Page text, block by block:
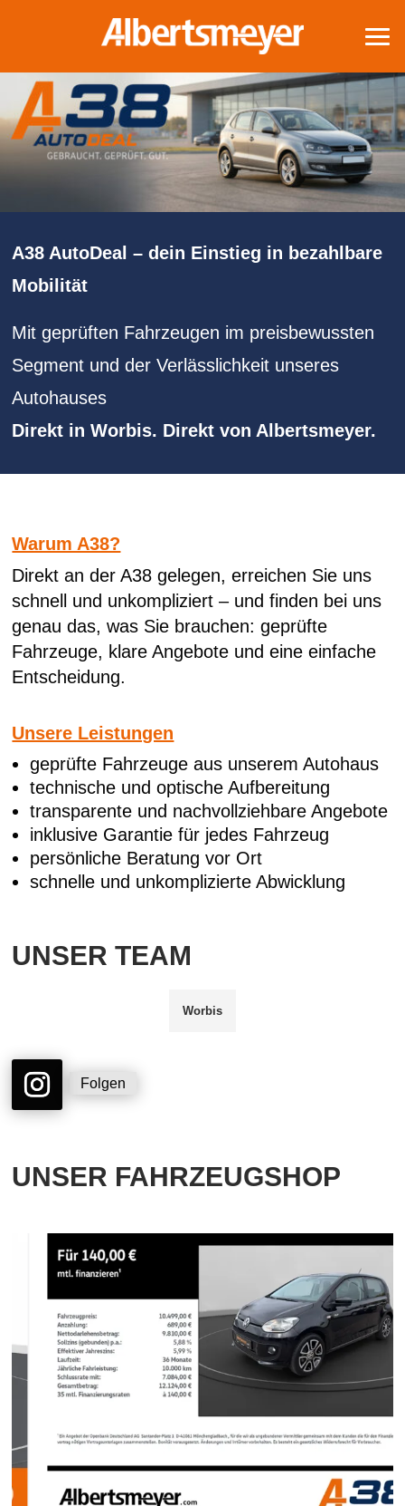
A38 AutoDeal –dein Einstieg in bezahlbare
Mobilität
Mit geprüften Fahrzeugen im preisbewussten
Segment und der Verlässlichkeit unseres
Autohauses
Direkt inWorbis. Direktvon Albertsmeyer.
Warum A38?
Direkt an der A38 gelegen, erreichen Sie uns
schnell und unkompliziert – und finden bei uns
genau das, was Sie brauchen: geprüfte
Fahrzeuge, klare Angebote und eine einfache
Entscheidung.
Unsere Leistungen
geprüfte Fahrzeuge aus unserem Autohaus
technische und optische Aufbereitung
transparente und nachvollziehbare Angebote
inklusive Garantie für jedes Fahrzeug
persönliche Beratung vor Ort
schnelle und unkomplizierte Abwicklung
UNSER TEAM
Worbis
Folgen
UNSER FAHRZEUGSHOP